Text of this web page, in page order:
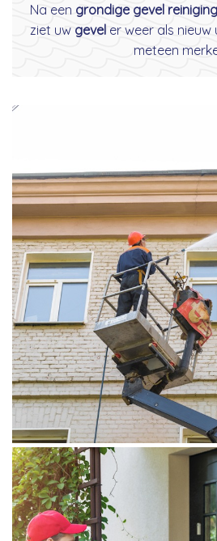
Na een grondige gevel reiniging
ziet uw geveler weer als nieuw
meteen